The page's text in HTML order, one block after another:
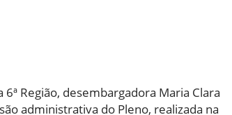
Região, desembargadora Maria Clara
administrativa do Pleno, realizada na